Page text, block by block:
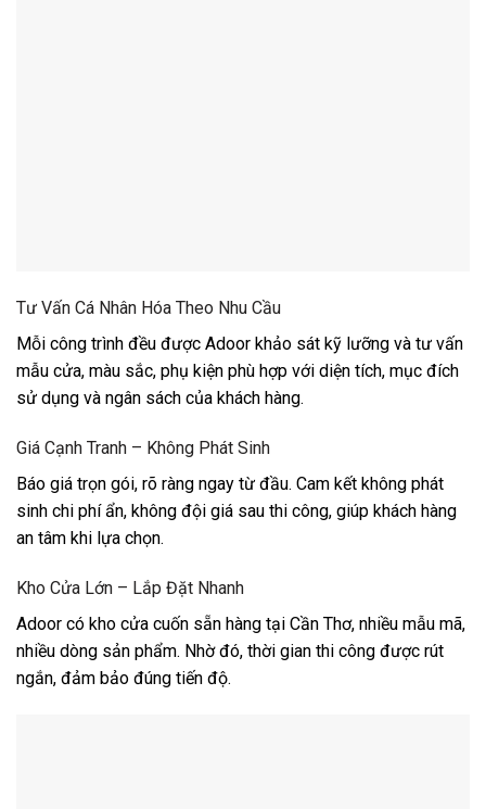
Tư Vấn Cá Nhân Hóa Theo Nhu Cầu
Mỗi công trình đều được Adoor khảo sát kỹ lưỡng và tư vấn
mẫu cửa, màu sắc, phụ kiện phù hợp với diện tích, mục đích
sử dụng và ngân sách của khách hàng.
Giá Cạnh Tranh – Không Phát Sinh
Báo giá trọn gói, rõ ràng ngay từ đầu. Cam kết không phát
sinh chi phí ẩn, không đội giá sau thi công, giúp khách hàng
an tâm khi lựa chọn.
Kho Cửa Lớn – Lắp Đặt Nhanh
Adoor có kho cửa cuốn sẵn hàng tại Cần Thơ, nhiều mẫu mã,
nhiều dòng sản phẩm. Nhờ đó, thời gian thi công được rút
ngắn, đảm bảo đúng tiến độ.